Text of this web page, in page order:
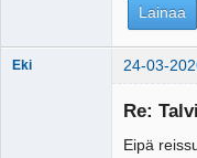
Lainaa
Eki 24-03-
Re:
Eipä